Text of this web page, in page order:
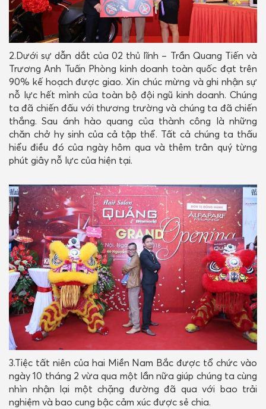
2.Dưới sự dẫn dắt của 02 thủ lĩnh – Trần Quang Tiến và
Trương Anh Tuấn Phòng kinh doanh toàn quốc đạt trên
90% kế hoạch được giao. Xin chúc mừng và ghi nhận sự
nỗ lực hết mình của toàn bộ đội ngũ kinh doanh. Chúng
ta đã chiến đấu với thương trường và chúng ta đã chiến
thắng. Sau ánh hào quang của thành công là những
chăn chở hy sinh của cả tập thể. Tất cả chúng ta thấu
hiểu điều đó của ngày hôm qua và thêm trân quý từng
phút giây nỗ lực của hiện tại.
3.Tiệc tất niên của hai Miền Nam Bắc được tổ chức vào
ngày 10 tháng 2 vừa qua một lần nữa giúp chúng ta cùng
nhìn nhận lại một chặng đường đã qua với bao trải
nghiệm và bao cung bậc cảm xúc được sẻ chia.